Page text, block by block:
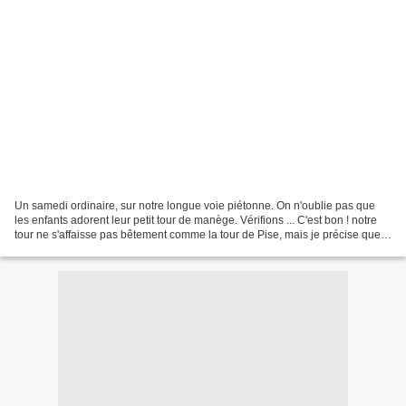
Un samedi ordinaire, sur notre longue voie piétonne. On n'oublie pas que
les enfants adorent leur petit tour de manège. Vérifions ... C'est bon ! notre
tour ne s'affaisse pas bêtement comme la tour de Pise, mais je précise que